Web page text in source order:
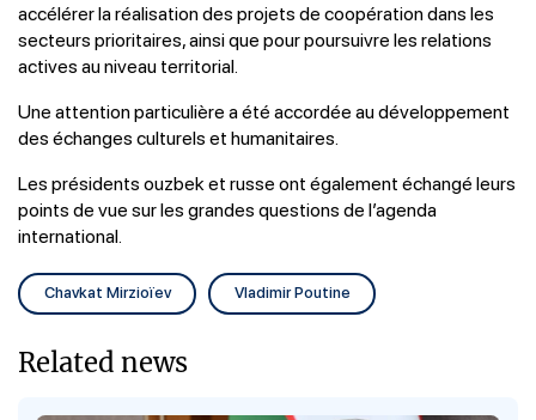
accélérer la réalisation des projets de coopération dans les
secteurs prioritaires, ainsi que pour poursuivre les relations
actives au niveau territorial.
Une attention particulière a été accordée au développement
des échanges culturels et humanitaires.
Les présidents ouzbek et russe ont également échangé leurs
points de vue sur les grandes questions de l’agenda
international.
Chavkat Mirzioïev Vladimir Poutine
Related news